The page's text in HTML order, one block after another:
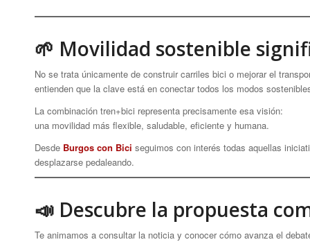
🌱 Movilidad sostenible
No se trata únicamente de construir carriles bici o mejorar el
entienden que la clave está en conectar todos los modos
La combinación tren+bici representa precisamente esa visión:
una movilidad más flexible, saludable, eficiente y humana.
Desde Burgos con Bici seguimos con interés todas aquellas
desplazarse pedaleando.
📣 Descubre la propuesta
Te animamos a consultar la noticia y conocer cómo avanza el